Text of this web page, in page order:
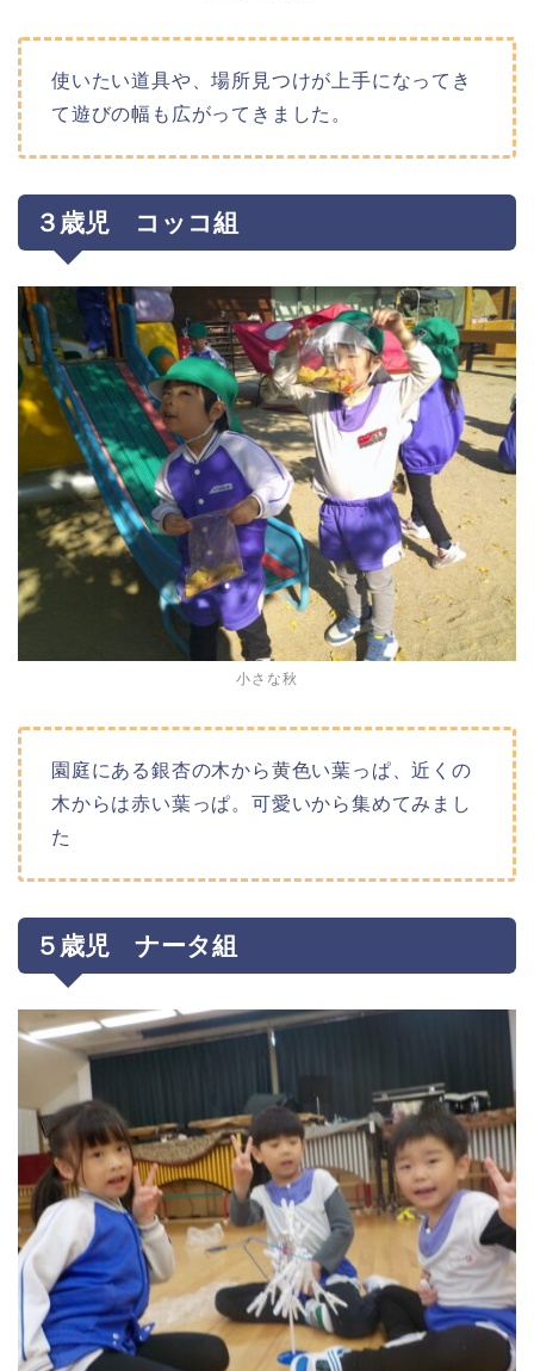
使いたい道具や、場所見つけが上手になってき
て遊びの幅も広がってきました。
３歳児 コッコ組
小さな秋
園庭にある銀杏の木から黄色い葉っぱ、近くの
木からは赤い葉っぱ。可愛いから集めてみまし
た
５歳児 ナータ組